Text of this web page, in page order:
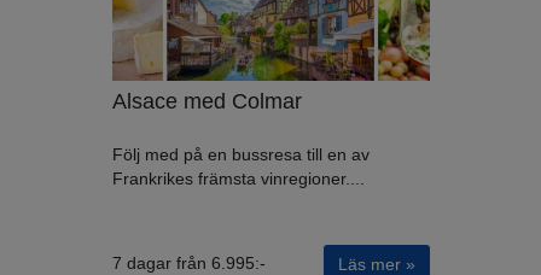
Alsace med Colmar
Följ med på en bussresa till en av
Frankrikes främsta vinregioner....
7 dagar från 6.995:- Läs mer »